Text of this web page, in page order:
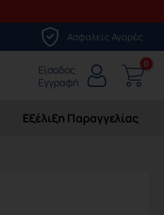
Ασφαλείς Αγορές
Είσοδος
Εγγραφή
Εξέλιξη Παραγγελίας